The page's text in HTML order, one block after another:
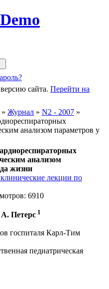
сайта. Перейти на
» Журнал » N2 - 2007 »
анализом параметров у
анализом
жизни
лекции по
6910
А. Петерс 1
госпиталя Карл-Тим
педиатрическая